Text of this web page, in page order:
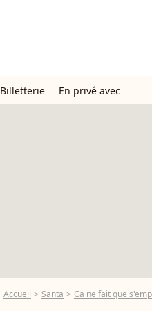
Billetterie En privé avec
Accueil Santa Ca ne fait que